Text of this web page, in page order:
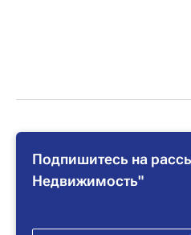
Подпишитесь на
Недвижимость"